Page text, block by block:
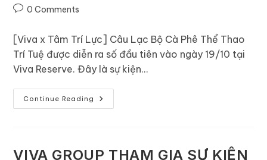
0 Comments
[Viva x Tâm Trí Lực] Câu Lạc Bộ Cà Phê Thể Thao
Trí Tuệ được diễn ra số đầu tiên vào ngày 19/10 tại
Viva Reserve. Đây là sự kiện…
Continue Reading
VIVA GROUP THAM GIA SỰ KIỆN